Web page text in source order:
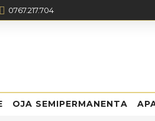
0767.217.704
OJA SEMIPERMANENTA